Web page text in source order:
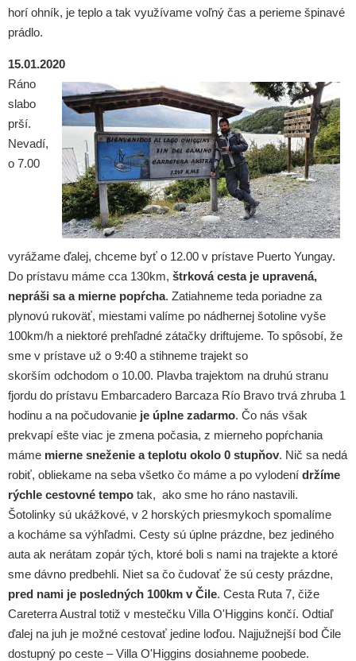
horí ohník, je teplo a tak využívame voľný čas a perieme špinavé
prádlo.
15.01.2020
Ráno
slabo
prší.
Nevadí,
o 7.00
vyrážame ďalej, chceme byť o 12.00 v prístave Puerto Yungay.
Do prístavu máme cca 130km, štrková cesta je upravená,
nepráši sa a mierne popŕcha. Zatiahneme teda poriadne za
plynovú rukoväť, miestami valíme po nádhernej šotoline vyše
100km/h a niektoré prehľadné zátačky driftujeme. To spôsobí, že
sme v prístave už o 9:40 a stihneme trajekt so
skorším odchodom o 10.00. Plavba trajektom na druhú stranu
fjordu do prístavu Embarcadero Barcaza Río Bravo trvá zhruba 1
hodinu a na počudovanie je úplne zadarmo. Čo nás však
prekvapí ešte viac je zmena počasia, z mierneho popŕchania
máme mierne sneženie a teplotu okolo 0 stupňov. Nič sa nedá
robiť, obliekame na seba všetko čo máme a po vylodení držíme
rýchle cestovné tempo tak, ako sme ho ráno nastavili.
Šotolinky sú ukážkové, v 2 horských priesmykoch spomalíme
a kocháme sa výhľadmi. Cesty sú úplne prázdne, bez jediného
auta ak nerátam zopár tých, ktoré boli s nami na trajekte a ktoré
sme dávno predbehli. Niet sa čo čudovať že sú cesty prázdne,
pred nami je posledných 100km v Čile. Cesta Ruta 7, čiže
Careterra Austral totiž v mestečku Villa O'Higgins končí. Odtiaľ
ďalej na juh je možné cestovať jedine loďou. Najjužnejší bod Čile
dostupný po ceste – Villa O'Higgins dosiahneme poobede.